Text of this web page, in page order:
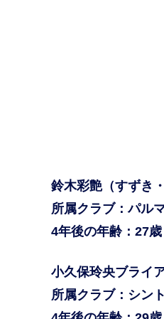
鈴木彩艶（すずき
所属クラブ：パル
4年後の年齢：27歳
小久保玲央ブライ
所属クラブ：シン